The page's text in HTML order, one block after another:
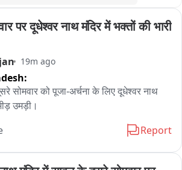
पर दूधेश्वर नाथ मंदिर में भक्तों की भारी
19m ago
सोमवार को पूजा-अर्चना के लिए दूधेश्वर नाथ
उमड़ी।
Report